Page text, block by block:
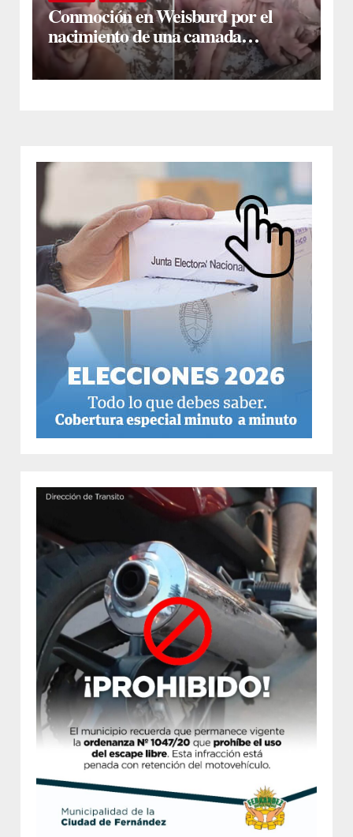
Conmoción en Weisburd por el
nacimiento de una camada
lechones con graves deformaciones